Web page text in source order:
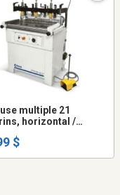
multiple 21
horizontal /
$